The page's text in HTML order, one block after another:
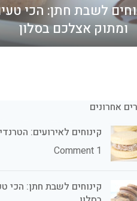
לשבת חתן: הכי
ומתוק אצלכם בסלון
אחרונים
קינוחים לאירועים:
1 Comment
קינוחים לשבת חתן: הכי